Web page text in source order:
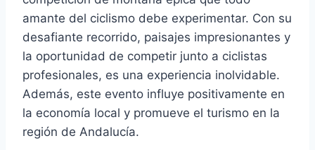
amante del ciclismo debe experimentar. Con su
desafiante recorrido, paisajes impresionantes y
la oportunidad de competir junto a ciclistas
profesionales, es una experiencia inolvidable.
Además, este evento influye positivamente en
la economía local y promueve el turismo en la
región de Andalucía.